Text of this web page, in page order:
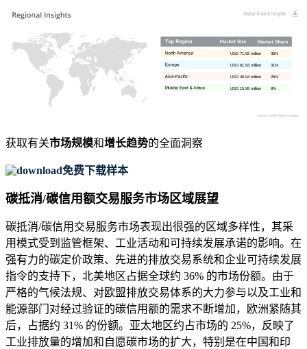
8%
USD 15.98 million
25%
USD 49.94 million
31%
USD 61.93 million
36%
USD 71.92 million
获取有关市场规模和增长趋势的全面洞察
免费下载样本
碳抵消/碳信用额交易服务市场区域展望
碳抵消/碳信用交易服务市场表现出很强的区域多样性，其采
用模式受到监管框架、工业活动和可持续发展承诺的影响。在
强有力的碳定价政策、先进的排放交易系统和企业可持续发展
指令的支持下，北美地区占据全球约 36% 的市场份额。由于
严格的气候法规、对欧盟排放交易体系的大力参与以及工业和
能源部门对经过验证的碳信用额的需求不断增加，欧洲紧随其
后，占据约 31% 的份额。亚太地区约占市场的 25%，反映了
工业排放量的增加和自愿碳市场的扩大，特别是在中国和印